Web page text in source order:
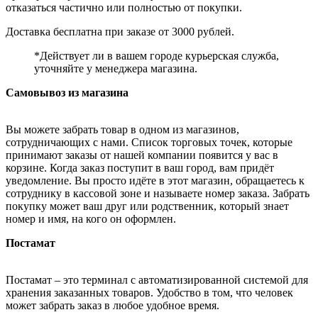
отказаться частично или полностью от покупки.
Доставка бесплатна при заказе от 3000 рублей.
*Действует ли в вашем городе курьерская служба,
уточняйте у менеджера магазина.
Самовывоз из магазина
Вы можете забрать товар в одном из магазинов,
сотрудничающих с нами. Список торговых точек, которые
принимают заказы от нашей компании появится у вас в
корзине. Когда заказ поступит в ваш город, вам придёт
уведомление. Вы просто идёте в этот магазин, обращаетесь к
сотруднику в кассовой зоне и называете номер заказа. Забрать
покупку может ваш друг или родственник, который знает
номер и имя, на кого он оформлен.
Постамат
Постамат – это терминал с автоматизированной системой для
хранения заказанных товаров. Удобство в том, что человек
может забрать заказ в любое удобное время.